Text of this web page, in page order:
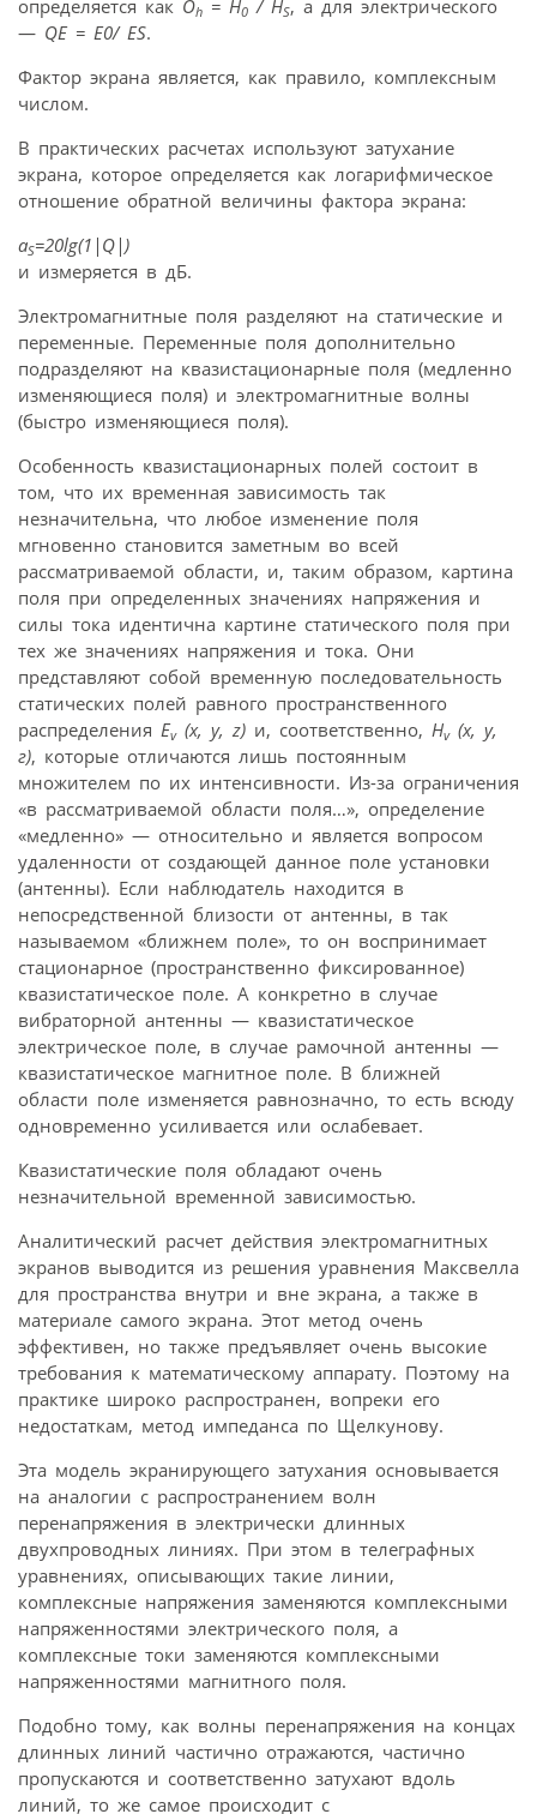
определяется как Оh = Н0 / НS, а для электрического
— QЕ = Е0/ ЕS.
Фактор экрана является, как правило, комплексным
числом.
В практических расчетах используют затухание
экрана, которое определяется как логарифмическое
отношение обратной величины фактора экрана:
aS=20lg(1|Q|)
и измеряется в дБ.
Электромагнитные поля разделяют на статические и
переменные. Переменные поля дополнительно
подразделяют на квазистационарные поля (медленно
изменяющиеся поля) и электромагнитные волны
(быстро изменяющиеся поля).
Особенность квазистационарных полей состоит в
том, что их временная зависимость так
незначительна, что любое изменение поля
мгновенно становится заметным во всей
рассматриваемой области, и, таким образом, картина
поля при определенных значениях напряжения и
силы тока идентична картине статического поля при
тех же значениях напряжения и тока. Они
представляют собой временную последовательность
статических полей равного пространственного
распределения Еv(х, y, z) и, соответственно, Нv(х, у,
г), которые отличаются лишь постоянным
множителем по их интенсивности. Из-за ограничения
«в рассматриваемой области поля…», определение
«медленно» — относительно и является вопросом
удаленности от создающей данное поле установки
(антенны). Если наблюдатель находится в
непосредственной близости от антенны, в так
называемом «ближнем поле», то он воспринимает
стационарное (пространственно фиксированное)
квазистатическое поле. А конкретно в случае
вибраторной антенны — квазистатическое
электрическое поле, в случае рамочной антенны —
квазистатическое магнитное поле. В ближней
области поле изменяется равнозначно, то есть всюду
одновременно усиливается или ослабевает.
Квазистатические поля обладают очень
незначительной временной зависимостью.
Аналитический расчет действия электромагнитных
экранов выводится из решения уравнения Максвелла
для пространства внутри и вне экрана, а также в
материале самого экрана. Этот метод очень
эффективен, но также предъявляет очень высокие
требования к математическому аппарату. Поэтому на
практике широко распространен, вопреки его
недостаткам, метод импеданса по Щелкунову.
Эта модель экранирующего затухания основывается
на аналогии с распространением волн
перенапряжения в электрически длинных
двухпроводных линиях. При этом в телеграфных
уравнениях, описывающих такие линии,
комплексные напряжения заменяются комплексными
напряженностями электрического поля, а
комплексные токи заменяются комплексными
напряженностями магнитного поля.
Подобно тому, как волны перенапряжения на концах
длинных линий частично отражаются, частично
пропускаются и соответственно затухают вдоль
линий, то же самое происходит с